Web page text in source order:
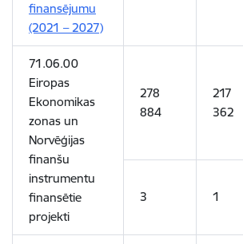
finansējumu
(2021 –2027)
71.06.00
Eiropas
Ekonomikas
zonas un
Norvēģijas
finanšu
instrumentu
finansētie
projekti
278
884
217
362
3 1